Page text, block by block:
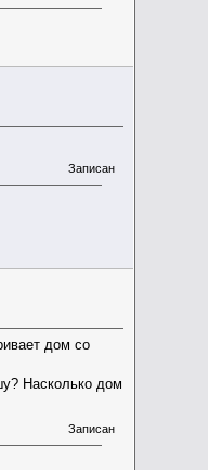
Записан
дом со
Насколько дом
Записан